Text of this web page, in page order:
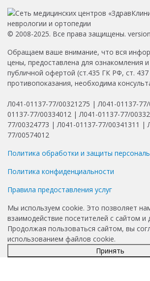
© 2008-2025. Все права защищены.
Обращаем ваше внимание, что вся
цены, предоставлена для ознакомления
публичной офертой (ст.435 ГК РФ, ст.
противопоказания, необходима
Л041-01137-77/00321275 | Л041-01137-
01137-77/00334012 | Л041-01137-77/
77/00324773 | Л041-01137-77/00341311 |
77/00574012
Политика обработки и защиты
Политика конфиденциальности
Правила предоставления услуг
Мы используем cookie. Это позволяет
взаимодействие посетителей с сайтом и
Продолжая пользоваться сайтом, вы
использованием файлов cookie.
Принять